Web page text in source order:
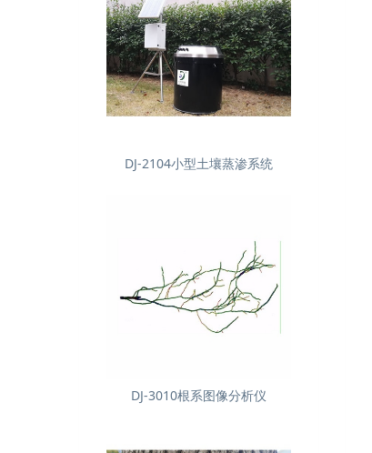
DJ-2104小型土壤蒸渗系统
DJ-3010根系图像分析仪